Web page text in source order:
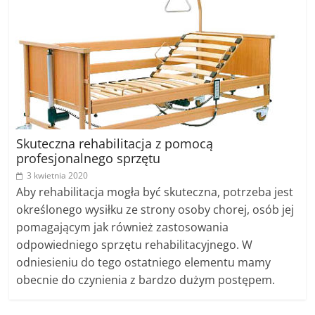
Skuteczna rehabilitacja z pomocą
profesjonalnego sprzętu
3 kwietnia 2020
Aby rehabilitacja mogła być skuteczna, potrzeba jest
określonego wysiłku ze strony osoby chorej, osób jej
pomagającym jak również zastosowania
odpowiedniego sprzętu rehabilitacyjnego. W
odniesieniu do tego ostatniego elementu mamy
obecnie do czynienia z bardzo dużym postępem.